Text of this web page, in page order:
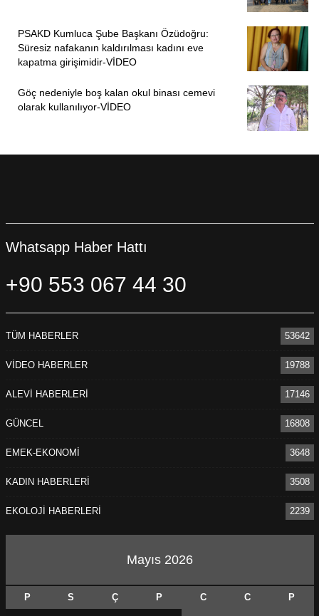
PSAKD Kumluca Şube Başkanı Özüdoğru:
Süresiz nafakanın kaldırılması kadını eve
kapatma girişimidir-VİDEO
Göç nedeniyle boş kalan okul binası cemevi
olarak kullanılıyor-VİDEO
Whatsapp Haber Hattı
+90 553 067 44 30
TÜM HABERLER 53642
VİDEO HABERLER 19788
ALEVİ HABERLERİ 17146
GÜNCEL 16808
EMEK-EKONOMİ 3648
KADIN HABERLERİ 3508
EKOLOJİ HABERLERİ 2239
Mayıs 2026
P S Ç P C C P